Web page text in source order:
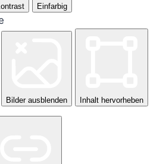
Einfarbig
Bilder ausblenden Inhalt hervorheben